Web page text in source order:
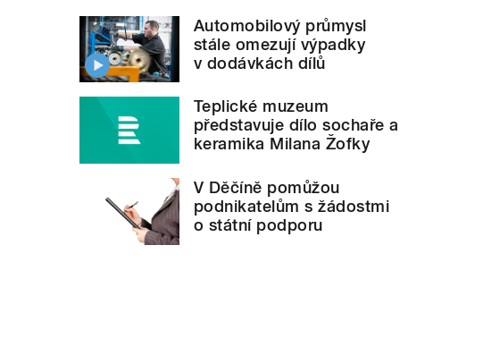
Automobilový průmysl
stále omezují výpadky
v dodávkách dílů
Teplické muzeum
představuje dílo sochaře a
keramika Milana Žofky
V Děčíně pomůžou
podnikatelům s žádostmi
o státní podporu